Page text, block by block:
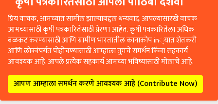
प्रिय वाचक, आमच्यात सामील झाल्याबद्दल धन्यवाद. आपल्यासारखे वाचक
आमच्यासाठी कृषी पत्रकारितेसाठी प्रेरणा आहेत. कृषी पत्रकारितेला अधिक
बळकट करण्यासाठी आणि ग्रामीण भारतातील कानाकोप in्यात शेतकरी
आणि लोकांपर्यंत पोहोचण्यासाठी आम्हाला तुमचे समर्थन किंवा सहकार्य
आवश्यक आहे. आपले प्रत्येक सहकार्य आमच्या भविष्यासाठी मोलाचे आहे.
आपण आम्हाला समर्थन करणे आवश्यक आहे (Contribute Now)